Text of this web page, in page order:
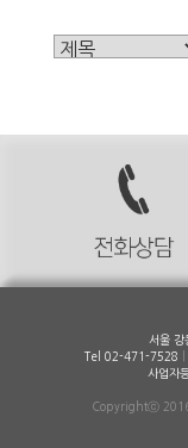
서울
Tel 02-471-7528
사업자
Copyrightⓒ